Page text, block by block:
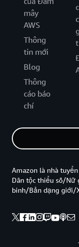
mây
AWS
Thông
tin mới
Blog
Thông
cáo báo
chí
Amazon là nhà
Dân tộc thiểu số/
binh/Bản dạng giới/